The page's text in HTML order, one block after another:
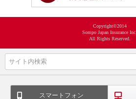
Copyright©2014
Sompo Japan Insurance Inc.
All Rights Reserved.
スマートフォン